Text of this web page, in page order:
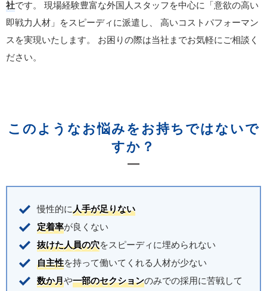
社です。
現場経験豊富な外国人スタッフを中心に「意欲の高い
即戦力人材」をスピーディに派遣し、
高いコストパフォーマン
スを実現いたします。
お困りの際は当社までお気軽にご相談く
ださい。
このようなお悩みをお持ちではないで
すか？
慢性的に人手が足りない
定着率が良くない
抜けた人員の穴をスピーディに埋められない
自主性を持って働いてくれる人材が少ない
数か月や一部のセクションのみでの採用に苦戦して